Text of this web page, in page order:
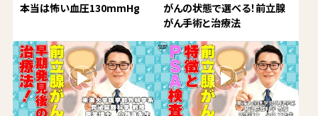
本当は怖い血圧130mmHg
がんの状態で選べる！前立腺
がん手術と治療法